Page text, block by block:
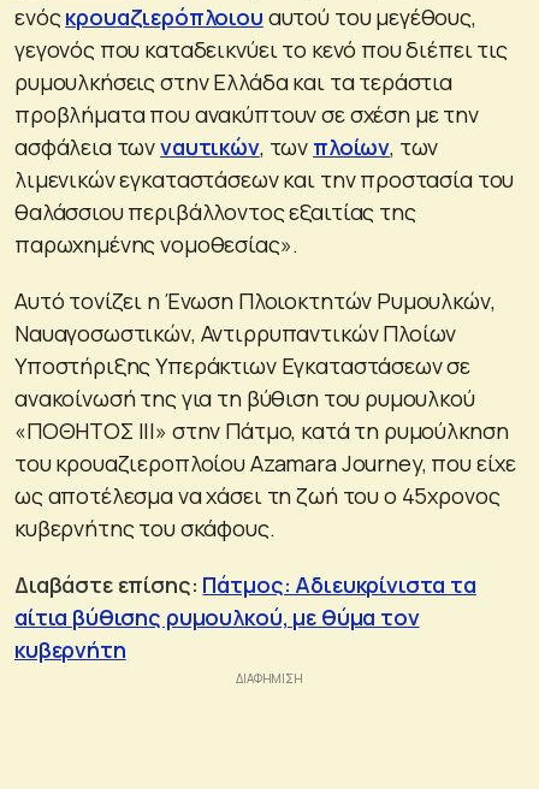
ενόςκρουαζιερόπλοιου αυτού του μεγέθους,
γεγονός που καταδεικνύει το κενό που διέπει τις
ρυμουλκήσεις στην Ελλάδα και τα τεράστια
προβλήματα που ανακύπτουν σε σχέση με την
ασφάλεια τωνναυτικών, των πλοίων, των
λιμενικών εγκαταστάσεων και την προστασία του
θαλάσσιου περιβάλλοντος εξαιτίας της
παρωχημένης νομοθεσίας».
Αυτό τονίζει η Ένωση Πλοιοκτητών Ρυμουλκών,
Ναυαγοσωστικών, Αντιρρυπαντικών Πλοίων
Υποστήριξης Υπεράκτιων Εγκαταστάσεων σε
ανακοίνωσή της για τη βύθιση του ρυμουλκού
«ΠΟΘΗΤΟΣ III» στην Πάτμο, κατά τη ρυμούλκηση
του κρουαζιεροπλοίου Azamara Journey, που είχε
ως αποτέλεσμα να χάσει τη ζωή του ο 45χρονος
κυβερνήτης του σκάφους.
Διαβάστε επίσης: Πάτμος: Αδιευκρίνιστα τα
αίτια βύθισης ρυμουλκού, με θύμα τον
κυβερνήτη